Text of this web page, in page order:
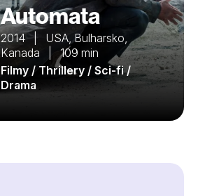
Automata
2014 | USA, Bulharsko,
Kanada | 109 min
Filmy / Thrillery / Sci-fi /
Drama